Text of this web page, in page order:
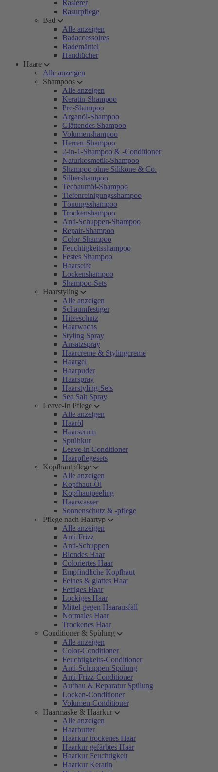
Rasierer
Rasurpflege
Bad
Alle anzeigen
Badaccessoires
Bademäntel
Handtücher
Haare
Alle anzeigen
Shampoos
Alle anzeigen
Keratin-Shampoo
Pre-Shampoo
Arganöl-Shampoo
Glättendes Shampoo
Volumenshampoo
Herren-Shampoo
2-in-1-Shampoo & -Conditioner
Naturkosmetik-Shampoo
Shampoo ohne Silikone & Co.
Silbershampoo
Teebaumöl-Shampoo
Tiefenreinigungsshampoo
Tönungsshampoo
Trockenshampoo
Anti-Schuppen-Shampoo
Repair-Shampoo
Color-Shampoo
Feuchtigkeitsshampoo
Festes Shampoo
Haarseife
Lockenshampoo
Shampoo-Sets
Haarstyling
Alle anzeigen
Schaumfestiger
Hitzeschutz
Haarwachs
Styling Spray
Ansatzspray
Haarcreme & Stylingcreme
Haargel
Haarpuder
Haarspray
Haarstyling-Sets
Sea Salt Spray
Leave-In Pflege
Alle anzeigen
Haaröl
Haarserum
Sprühkur
Leave-in Conditioner
Haarpflegesets
Kopfhautpflege
Alle anzeigen
Kopfhaut-Öl
Kopfhautpeeling
Haarwasser
Sonnenschutz & -pflege
Pflege nach Haartyp
Alle anzeigen
Anti-Frizz
Anti-Schuppen
Blondes Haar
Coloriertes Haar
Empfindliche Kopfhaut
Feines & glattes Haar
Fettiges Haar
Lockiges Haar
Mittel gegen Haarausfall
Normales Haar
Trockenes Haar
Conditioner & Spülung
Alle anzeigen
Color-Conditioner
Feuchtigkeits-Conditioner
Anti-Schuppen-Spülung
Anti-Frizz-Conditioner
Aufbau & Reparatur Spülung
Locken-Conditioner
Volumen-Conditioner
Haarmaske & Haarkur
Alle anzeigen
Haarbutter
Haarkur trockenes Haar
Haarkur gefärbtes Haar
Haarkur Feuchtigkeit
Haarkur Keratin